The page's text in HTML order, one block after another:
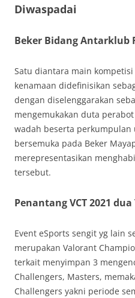
Diwaspadai
Beker Bidang Antarklub
Satu diantara main
kenamaan didefinisikan
dengan diselenggarakan
mengemukakan duta
wadah beserta perkumpulan
bersemuka pada Beker
merepresentasikan
tersebut.
Penantang VCT 2021
Event eSports sengit yg lain
merupakan Valorant
terkait menyimpan 3
Challengers, Masters,
Challengers yakni periode